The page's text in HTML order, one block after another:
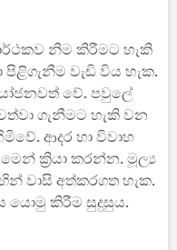
නිම කිරීමට හැකි
පිළිගැනීම වැඩි විය හැක.
වේ. පවුලේ
ගැනීමට හැකි වන
ආදර හා විවාහ
ක්‍රියා කරන්න. මූල්‍ය
වාසි අත්කරගත හැක.
යොමු කිරීම සුදුසුය.